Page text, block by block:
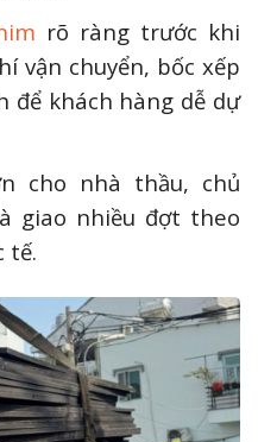
rõ ràng trước khi
vận chuyển, bốc xếp
để khách hàng dễ dự
cho nhà thầu, chủ
giao nhiều đợt theo
tế.